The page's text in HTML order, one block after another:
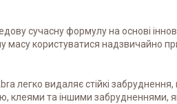
сучасну формулу на основі
масу користуватися надзвичайно
легко видаляє стійкі
клеями та іншими забрудненнями,